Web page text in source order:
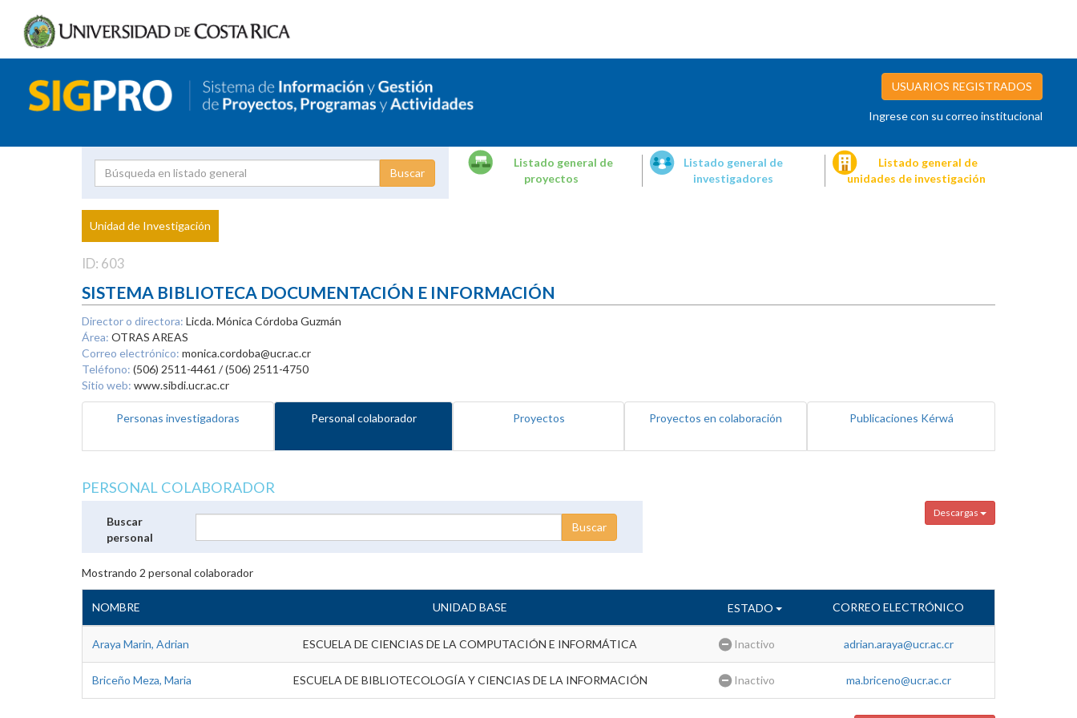
USUARIOS REGISTRADOS
Ingrese con su correo institucional
Proyecto
Investigador
Listado general de
proyectos
Listado general de
investigadores
Listado general de
unidades de investigación
Unidad de Investigación
ID: 603
SISTEMA BIBLIOTECA DOCUMENTACIÓN E INFORMACIÓN
Director o directora: Licda. Mónica Córdoba Guzmán
Área: OTRAS AREAS
Correo electrónico: monica.cordoba@ucr.ac.cr
Teléfono: (506) 2511-4461 / (506) 2511-4750
Sitio web: www.sibdi.ucr.ac.cr
Personas investigadoras Personal colaborador Proyectos Proyectos en colaboración Publicaciones Kérwá
PERSONAL COLABORADOR
Descargas
Buscar
personal
Mostrando 2 personal colaborador
NOMBRE UNIDAD BASE ESTADO CORREO ELECTRÓNICO
Araya Marin, Adrian ESCUELA DE CIENCIAS DE LA COMPUTACIÓN E INFORMÁTICA Inactivo adrian.araya@ucr.ac.cr
Briceño Meza, Maria ESCUELA DE BIBLIOTECOLOGÍA Y CIENCIAS DE LA INFORMACIÓN Inactivo ma.briceno@ucr.ac.cr